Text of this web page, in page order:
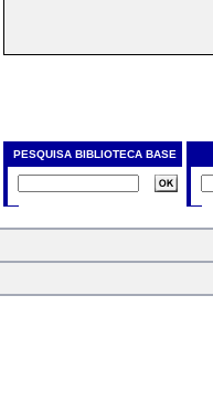
PESQUISA BIBLIOTECA BASE